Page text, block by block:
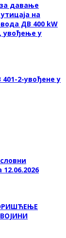
давање
на
ДВ 400 kW
увођење у
401-2-увођене у